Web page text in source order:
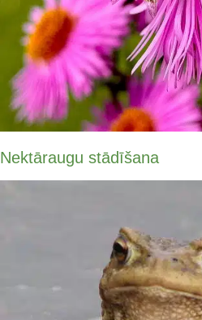
Nektāraugu stādīšana